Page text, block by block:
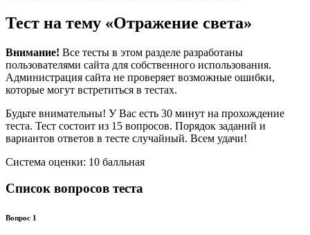
Тест на тему «Отражение света»
Внимание! Все тесты в этом разделе разработаны
пользователями сайта для собственного использования.
Администрация сайта не проверяет возможные ошибки,
которые могут встретиться в тестах.
Будьте внимательны! У Вас есть 30 минут на прохождение
теста. Тест состоит из 15 вопросов. Порядок заданий и
вариантов ответов в тесте случайный. Всем удачи!
Система оценки: 10 балльная
Список вопросов теста
Вопрос 1